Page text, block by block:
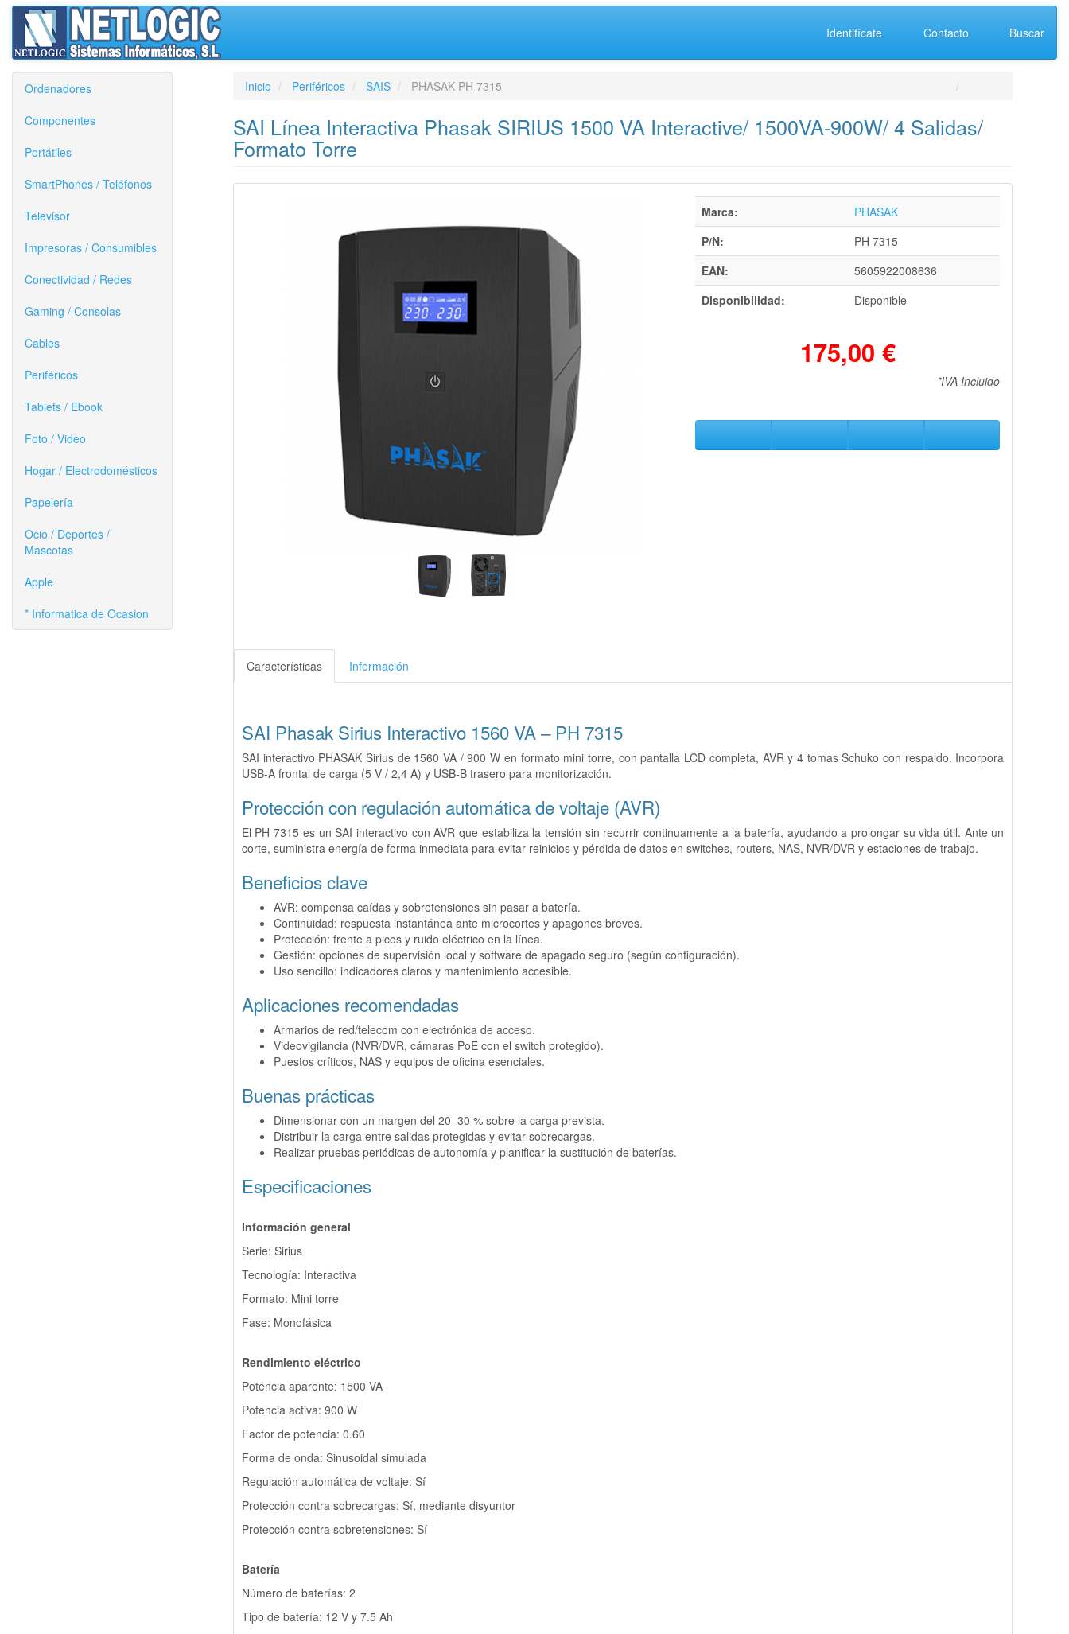
Identifícate Contacto Buscar
Ordenadores
Componentes
Portátiles
SmartPhones / Teléfonos
Televisor
Impresoras / Consumibles
Conectividad / Redes
Gaming / Consolas
Cables
Periféricos
Tablets / Ebook
Foto / Video
Hogar / Electrodomésticos
Papelería
Ocio / Deportes /
Mascotas
Apple
* Informatica de Ocasion
Inicio Periféricos SAIS PHASAK PH 7315
SAI Línea Interactiva Phasak SIRIUS 1500 VA Interactive/ 1500VA-900W/ 4 Salidas/
Formato Torre
Marca:
PHASAK
P/N:
PH 7315
EAN:
5605922008636
Disponibilidad:
Disponible
175,00 €
*IVA Incluido
Características Información
SAI Phasak Sirius Interactivo 1560 VA – PH 7315
SAI interactivo PHASAK Sirius de 1560 VA / 900 W en formato mini torre, con pantalla LCD completa, AVR y 4 tomas Schuko con respaldo. Incorpora
USB-A frontal de carga (5 V / 2,4 A) y USB-B trasero para monitorización.
Protección con regulación automática de voltaje (AVR)
El PH 7315 es un SAI interactivo con AVR que estabiliza la tensión sin recurrir continuamente a la batería, ayudando a prolongar su vida útil. Ante un
corte, suministra energía de forma inmediata para evitar reinicios y pérdida de datos en switches, routers, NAS, NVR/DVR y estaciones de trabajo.
Beneficios clave
AVR: compensa caídas y sobretensiones sin pasar a batería.
Continuidad: respuesta instantánea ante microcortes y apagones breves.
Protección: frente a picos y ruido eléctrico en la línea.
Gestión: opciones de supervisión local y software de apagado seguro (según configuración).
Uso sencillo: indicadores claros y mantenimiento accesible.
Aplicaciones recomendadas
Armarios de red/telecom con electrónica de acceso.
Videovigilancia (NVR/DVR, cámaras PoE con el switch protegido).
Puestos críticos, NAS y equipos de oficina esenciales.
Buenas prácticas
Dimensionar con un margen del 20–30 % sobre la carga prevista.
Distribuir la carga entre salidas protegidas y evitar sobrecargas.
Realizar pruebas periódicas de autonomía y planificar la sustitución de baterías.
Especificaciones
Información general
Serie: Sirius
Tecnología: Interactiva
Formato: Mini torre
Fase: Monofásica
Rendimiento eléctrico
Potencia aparente: 1500 VA
Potencia activa: 900 W
Factor de potencia: 0.60
Forma de onda: Sinusoidal simulada
Regulación automática de voltaje: Sí
Protección contra sobrecargas: Sí, mediante disyuntor
Protección contra sobretensiones: Sí
Batería
Número de baterías: 2
Tipo de batería: 12 V y 7.5 Ah